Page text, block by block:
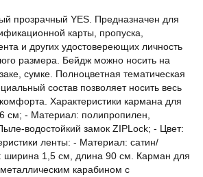
прозрачный YES. Предназначен для
карты, пропуска,
и других удостовереющих личность
размера. Бейдж можно носить на
сумке. Полноцветная тематическая
состав позволяет носить весь
Характеристики кармана для
см; - Материал: полипропилен,
водостойкий замок ZIPLock; - Цвет:
ленты: - Материал: сатин/
ширина 1,5 см, длина 90 см. Карман для
карабином с